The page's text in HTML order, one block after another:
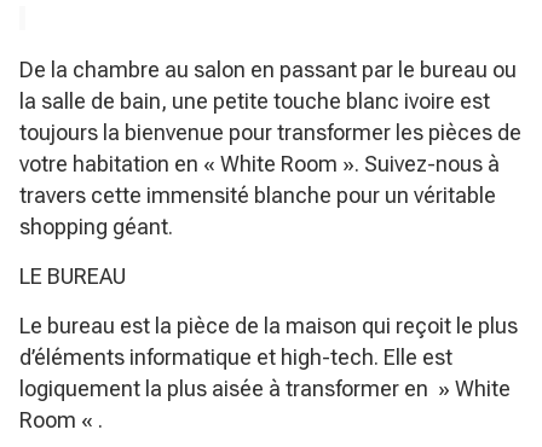
De la chambre au salon en passant par le bureau ou
la salle de bain, une petite touche blanc ivoire est
toujours la bienvenue pour transformer les pièces de
votre habitation en « White Room ». Suivez-nous à
travers cette immensité blanche pour un véritable
shopping géant.
LE BUREAU
Le bureau est la pièce de la maison qui reçoit le plus
d’éléments informatique et high-tech. Elle est
logiquement la plus aisée à transformer en » White
Room « .